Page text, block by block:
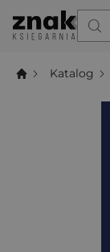
Katalog